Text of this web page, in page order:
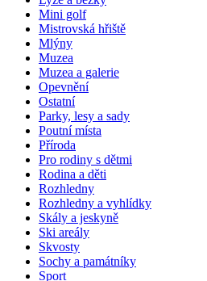
Mini golf
Mistrovská hřiště
Mlýny
Muzea
Muzea a galerie
Opevnění
Ostatní
Parky, lesy a sady
Poutní místa
Příroda
Pro rodiny s dětmi
Rodina a děti
Rozhledny
Rozhledny a vyhlídky
Skály a jeskyně
Ski areály
Skvosty
Sochy a památníky
Sport